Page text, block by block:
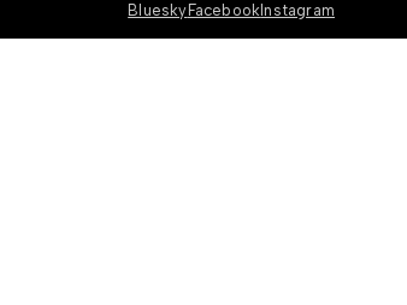
Bluesky Facebook Instagram